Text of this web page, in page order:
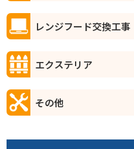
レンジフード交換工事
エクステリア
その他